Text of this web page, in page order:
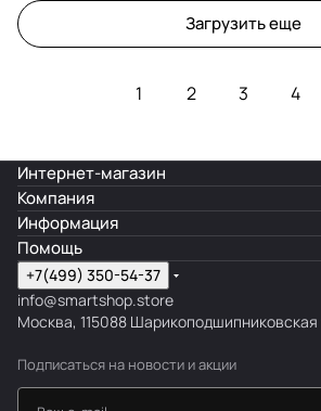
Загрузить еще
1 2 3 4
Интернет-магазин
Компания
Информация
Помощь
+7(499) 350-54-37
info@smartshop.store
Москва, 115088
Подписаться на новости и акции